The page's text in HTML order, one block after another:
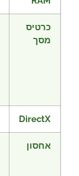
כרטיס
מסך
DirectX
אחסון